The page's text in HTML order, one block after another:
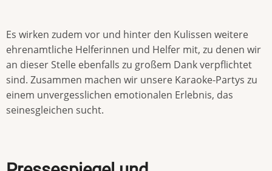
Es wirken zudem vor und hinter den Kulissen weitere
ehrenamtliche Helferinnen und Helfer mit, zu denen wir
an dieser Stelle ebenfalls zu großem Dank verpflichtet
sind. Zusammen machen wir unsere Karaoke-Partys zu
einem unvergesslichen emotionalen Erlebnis, das
seinesgleichen sucht.